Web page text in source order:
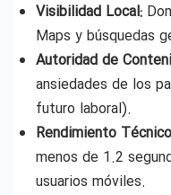
Visibilidad Local:
Maps y búsquedas
Autoridad de
ansiedades de los
futuro laboral).
Rendimiento
menos de 1.2
usuarios móviles.